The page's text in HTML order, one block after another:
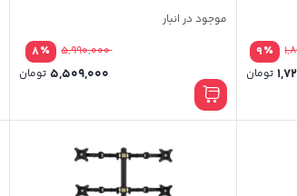
٪9
تومان
موجود در انبار
٪8
5,990,000
تومان